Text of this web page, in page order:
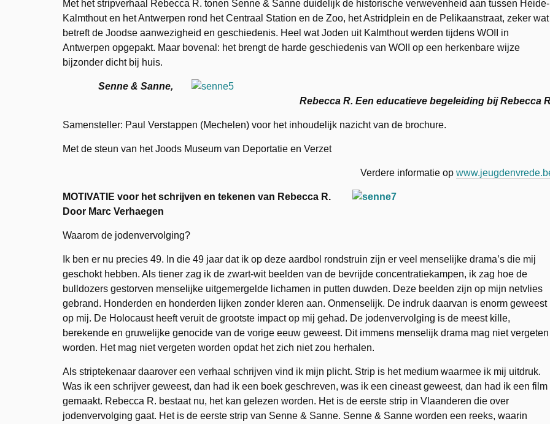
Met het stripverhaal Rebecca R. tonen Senne & Sanne duidelijk de historische verwevenheid aan tussen Heide-
Kalmthout en het Antwerpen rond het Centraal Station en de Zoo, het Astridplein en de Pelikaanstraat, zeker wat
betreft de Joodse aanwezigheid en geschiedenis. Heel wat Joden uit Kalmthout werden tijdens WOII in
Antwerpen opgepakt. Maar bovenal: het brengt de harde geschiedenis van WOII op een herkenbare wijze
bijzonder dicht bij huis.
Senne & Sanne,
Rebecca R. Een educatieve begeleiding bij Rebecca
Samensteller: Paul Verstappen (Mechelen) voor het inhoudelijk nazicht van de brochure.
Met de steun van het Joods Museum van Deportatie en Verzet
Verdere informatie op
MOTIVATIE voor het schrijven en tekenen van Rebecca R.
Door Marc Verhaegen
Waarom de jodenvervolging?
Ik ben er nu precies 49. In die 49 jaar dat ik op deze aardbol rondstruin zijn er veel menselijke drama’s die mij
geschokt hebben. Als tiener zag ik de zwart-wit beelden van de bevrijde concentratiekampen, ik zag hoe de
bulldozers gestorven menselijke uitgemergelde lichamen in putten duwden. Deze beelden zijn op mijn netvlies
gebrand. Honderden en honderden lijken zonder kleren aan. Onmenselijk. De indruk daarvan is enorm geweest
op mij. De Holocaust heeft veruit de grootste impact op mij gehad. De jodenvervolging is de meest kille,
berekende en gruwelijke genocide van de vorige eeuw geweest. Dit immens menselijk drama mag niet vergeten
worden. Het mag niet vergeten worden opdat het zich niet zou herhalen.
Als striptekenaar daarover een verhaal schrijven vind ik mijn plicht. Strip is het medium waarmee ik mij uitdruk.
Was ik een schrijver geweest, dan had ik een boek geschreven, was ik een cineast geweest, dan had ik een film
gemaakt. Rebecca R. bestaat nu, het kan gelezen worden. Het is de eerste strip in Vlaanderen die over
jodenvervolging gaat. Het is de eerste strip van Senne & Sanne. Senne & Sanne worden een reeks, waarin